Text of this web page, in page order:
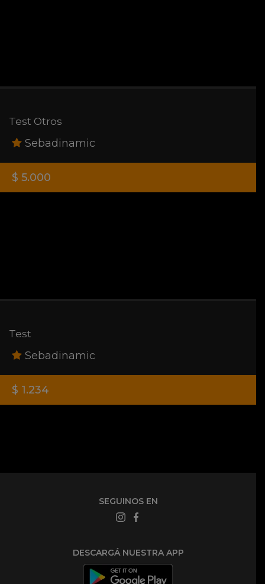
Test Otros
Sebadinamic
$ 5.000
Test
Sebadinamic
$ 1.234
SEGUINOS EN
DESCARGÁ NUESTRA APP